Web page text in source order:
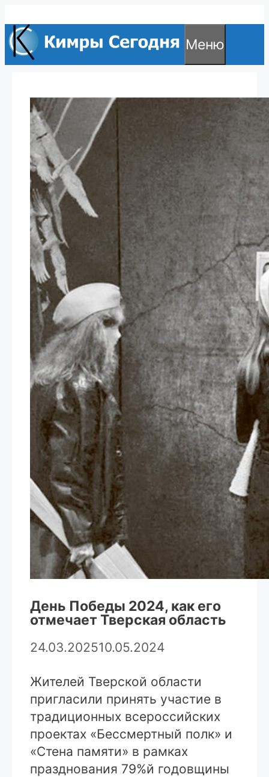
к
содержимому
Меню
День Победы 2024, как его
отмечает Тверская область
24.03.202510.05.2024
Жителей Тверской области
пригласили принять участие в
традиционных всероссийских
проектах «Бессмертный полк» и
«Стена памяти» в рамках
празднования 79%й годовщины